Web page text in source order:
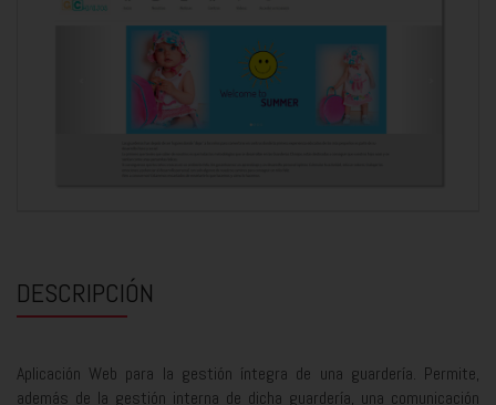
DESCRIPCIÓN
Aplicación Web para la gestión íntegra de una guardería. Permite,
además de la gestión interna de dicha guardería, una comunicación